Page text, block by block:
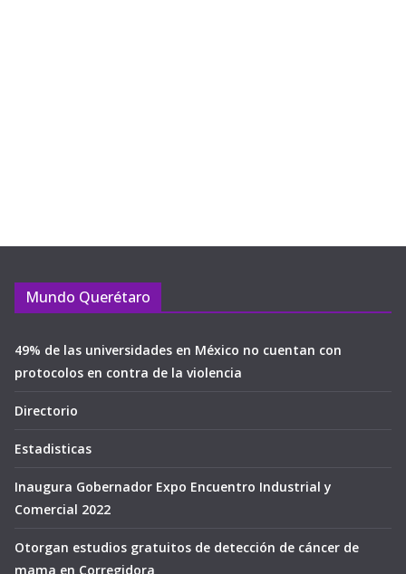
Mundo Querétaro
49% de las universidades en México no cuentan con
protocolos en contra de la violencia
Directorio
Estadisticas
Inaugura Gobernador Expo Encuentro Industrial y
Comercial 2022
Otorgan estudios gratuitos de detección de cáncer de
mama en Corregidora